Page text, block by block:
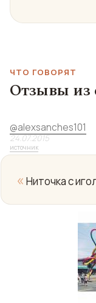
ЧТО ГОВОРЯТ
Отзывы из
@alexsanches101
24.07.2015
источник
« Ниточка с